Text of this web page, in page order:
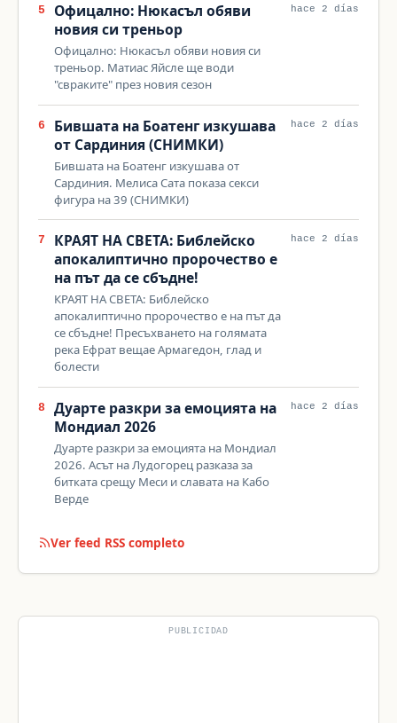
5
Офицално: Нюкасъл обяви
новия си треньор
Офицално: Нюкасъл обяви новия си
треньор. Матиас Яйсле ще води
"свраките" през новия сезон
hace 2 días
6
Бившата на Боатенг изкушава
от Сардиния (СНИМКИ)
Бившата на Боатенг изкушава от
Сардиния. Мелиса Сата показа секси
фигура на 39 (СНИМКИ)
hace 2 días
7
КРАЯТ НА СВЕТА: Библейско
апокалиптично пророчество е
на път да се сбъдне!
КРАЯТ НА СВЕТА: Библейско
апокалиптично пророчество е на път да
се сбъдне! Пресъхването на голямата
река Ефрат вещае Армагедон, глад и
болести
hace 2 días
8
Дуарте разкри за емоцията на
Мондиал 2026
Дуарте разкри за емоцията на Мондиал
2026. Асът на Лудогорец разказа за
битката срещу Меси и славата на Кабо
Верде
hace 2 días
Ver feed RSS completo
PUBLICIDAD